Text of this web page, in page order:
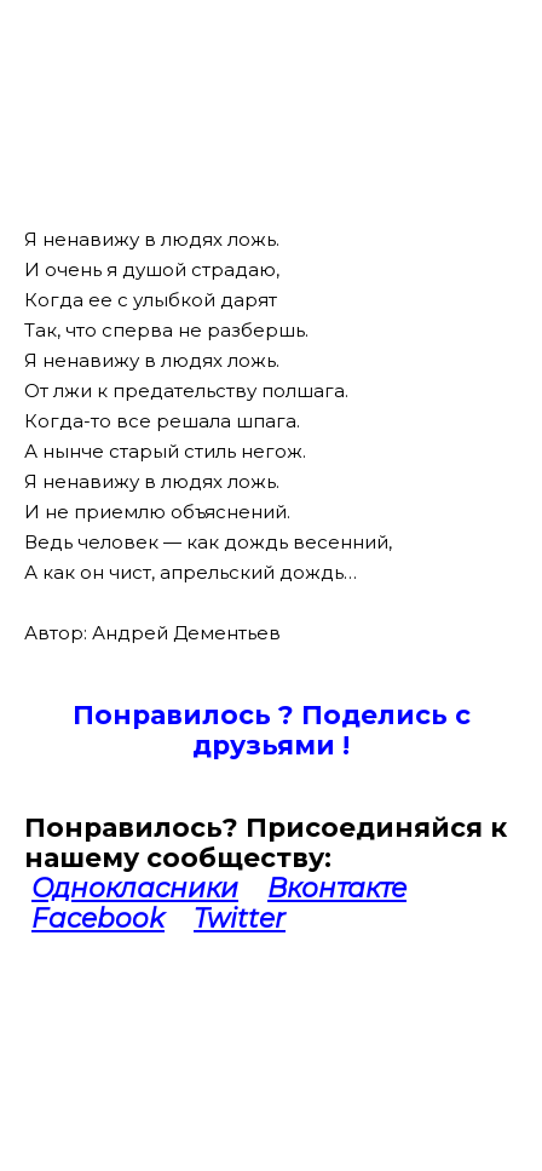
Я ненавижу в людях ложь.
И очень я душой страдаю,
Когда ее с улыбкой дарят
Так, что сперва не разбершь.
Я ненавижу в людях ложь.
От лжи к предательству полшага.
Когда-то все решала шпага.
А нынче старый стиль негож.
Я ненавижу в людях ложь.
И не приемлю объяснений.
Ведь человек — как дождь весенний,
А как он чист, апрельский дождь…
Автор: Андрей Дементьев
Понравилось ? Поделись с
друзьями !
Понравилось? Присоединяйся к
нашему сообществу:
Однокласники
Вконтакте
Facebook
Twitter